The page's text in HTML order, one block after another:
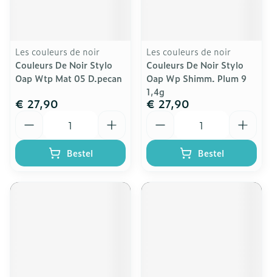
Les couleurs de noir
Couleurs De Noir Stylo
Oap Wtp Mat 05 D.pecan
€ 27,90
Bestel
Les couleurs de noir
Couleurs De Noir Stylo
Oap Wp Shimm. Plum 9
1,4g
€ 27,90
Bestel